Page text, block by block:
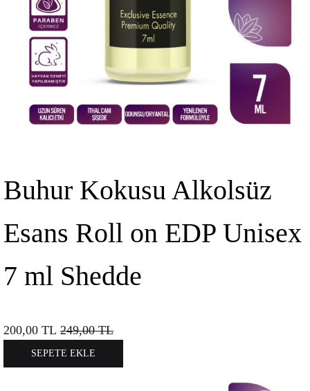
Buhur Kokusu Alkolsüz
Esans Roll on EDP Unisex
7 ml Shedde
200,00 TL 249,00TL
SEPETE EKLE